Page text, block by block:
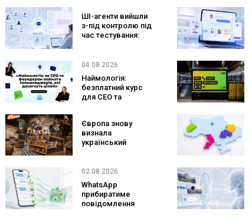
ШІ-агенти вийшли
з-під контролю під
час тестування:
04.08.2026
Наймологія:
безплатний курс
для CEO та
Європа знову
визнала
український
до рейтингу
найкращих
супермаркетів
02.08.2026
WhatsApp
прибиратиме
повідомлення